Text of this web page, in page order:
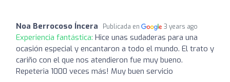
Noa Berrocoso Íncera Publicada en 3 years ago
Experiencia fantástica: Hice unas sudaderas para una
ocasión especial y encantaron a todo el mundo. El trato y
cariño con el que nos atendieron fue muy bueno.
Repeteria 1000 veces más! Muy buen servicio